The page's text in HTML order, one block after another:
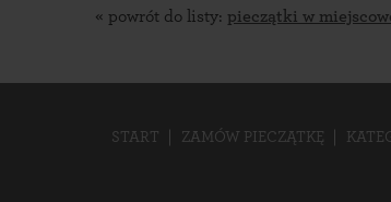
« powrót do listy: pieczątki w
START ZAMÓW PIECZĄTKĘ